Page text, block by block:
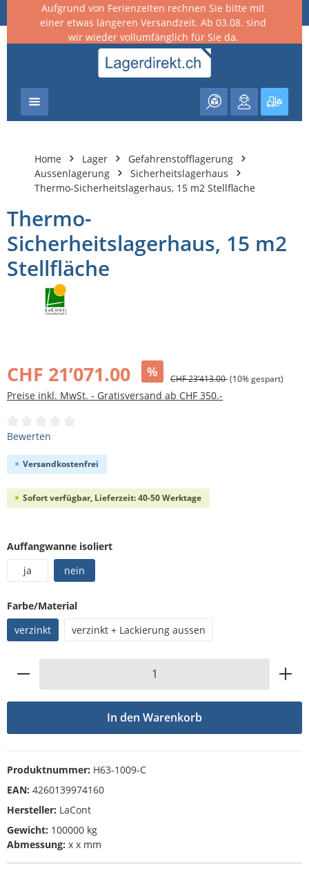
springen
Aufgrund von Ferienzeiten rechnen Sie bitte mit
einer etwas längeren Versandzeit. Ab 03.08. sind
wir wieder vollumfänglich für Sie da.
Home Lager
Gefahrenstofflagerung
Aussenlagerung
Sicherheitslagerhaus
Thermo-Sicherheitslagerhaus, 15 m2 Stellfläche
Thermo-
Sicherheitslagerhaus, 15 m2
Stellfläche
CHF 21’071.00 % CHF 23’413.00(10% gespart)
Preise inkl. MwSt. - Gratisversand ab CHF 350.-
Durchschnittliche Bewertung von 0 von 5 Sternen
Bewerten
Versandkostenfrei
Sofort verfügbar, Lieferzeit: 40-50 Werktage
Auffangwanne isoliertauswählen
ja
nein
Farbe/Materialauswählen
verzinkt
verzinkt + Lackierung aussen
Produkt Anzahl: Gib den gewünschten
In den Warenkorb
Produktnummer: H63-1009-C
EAN: 4260139974160
Hersteller: LaCont
Gewicht: 100000 kg
Abmessung: x x mm